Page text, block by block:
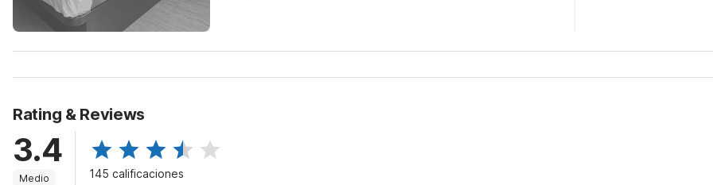
Rating & Reviews
3.4
Medio 145 calificaciones